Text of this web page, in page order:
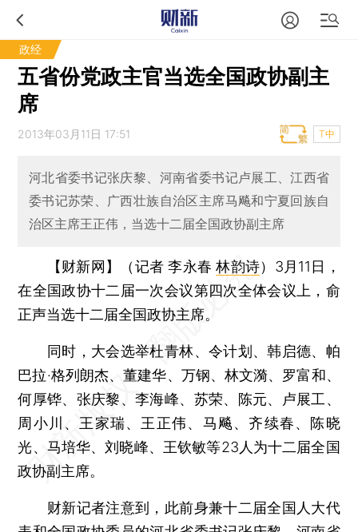
政经
五省份党政主官当选全国政协副主
席
2013年03月11日 17:51 T中
河北省委书记张庆黎、河南省委书记卢展工、江西省
委书记苏荣、广西壮族自治区主席马飚和宁夏回族自
治区主席王正伟，当选十二届全国政协副主席
【财新网】（记者 李永春林韵诗） 3月11日，
在全国政协十二届一次会议第四次全体会议上，俞
正声当选十二届全国政协主席。
同时，大会选举杜青林、令计划、韩启德、帕
巴拉·格列朗杰、董建华、万钢、林文漪、罗富和、
何厚铧、张庆黎、李海峰、苏荣、陈元、卢展工、
周小川、王家瑞、王正伟、马飚、齐续春、陈晓
光、马培华、刘晓峰、王钦敏等23人为十二届全国
政协副主席。
财新记者注意到，此前身兼十二届全国人大代